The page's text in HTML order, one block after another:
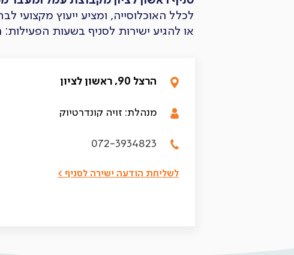
לכלל האוכלוסייה, ומציע ייעוץ
או להגיע ישירות לסניף בשעות הפעילות: ראשון עד חמישי: 8:00 -
הרצל 90, ראשון לציון
מנהלת: זויה קונדרטיוק
072-3934823
לשליחת הודעה ישירה לסניף >